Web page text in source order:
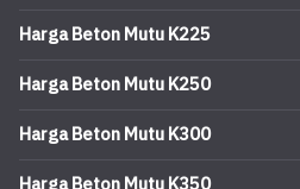
Harga Beton Mutu K225
Harga Beton Mutu K250
Harga Beton Mutu K300